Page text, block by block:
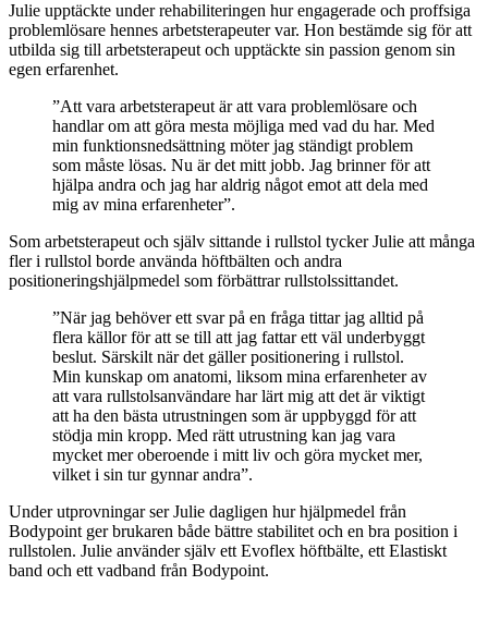
Julie upptäckte under rehabiliteringen hur engagerade och proffsiga
problemlösare hennes arbetsterapeuter var. Hon bestämde sig för att
utbilda sig till arbetsterapeut och upptäckte sin passion genom sin
egen erfarenhet.
”Att vara arbetsterapeut är att vara problemlösare och
handlar om att göra mesta möjliga med vad du har. Med
min funktionsnedsättning möter jag ständigt problem
som måste lösas. Nu är det mitt jobb. Jag brinner för att
hjälpa andra och jag har aldrig något emot att dela med
mig av mina erfarenheter”.
Som arbetsterapeut och själv sittande i rullstol tycker Julie att många
fler i rullstol borde använda höftbälten och andra
positioneringshjälpmedel som förbättrar rullstolssittandet.
”När jag behöver ett svar på en fråga tittar jag alltid på
flera källor för att se till att jag fattar ett väl underbyggt
beslut. Särskilt när det gäller positionering i rullstol.
Min kunskap om anatomi, liksom mina erfarenheter av
att vara rullstolsanvändare har lärt mig att det är viktigt
att ha den bästa utrustningen som är uppbyggd för att
stödja min kropp. Med rätt utrustning kan jag vara
mycket mer oberoende i mitt liv och göra mycket mer,
vilket i sin tur gynnar andra”.
Under utprovningar ser Julie dagligen hur hjälpmedel från
Bodypoint ger brukaren både bättre stabilitet och en bra position i
rullstolen. Julie använder själv ett Evoflex höftbälte, ett Elastiskt
band och ett vadband från Bodypoint.